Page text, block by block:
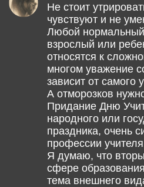
Не стоит
чувствуют и не
Любой нормальный
взрослый или
относятся к
многом уважение
зависит от самого
А отморозков
Придание Дню
народного или
праздника, очень
профессии
Я думаю, что
сфере
тема внешнего